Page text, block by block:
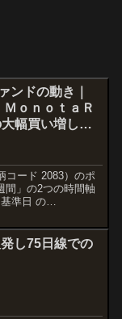
ンドの動き｜
ｏｎｏｔａＲ
幅買い増し、
コード 2083）のポ
間」の2つの時間軸
準日 の
し75日線での